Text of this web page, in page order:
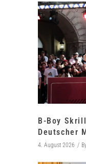
B-Boy
Deutscher
4. August 2026